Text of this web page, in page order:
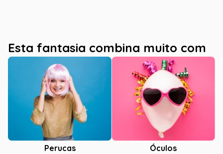
Esta fantasia combina muito com
Perucas Óculos